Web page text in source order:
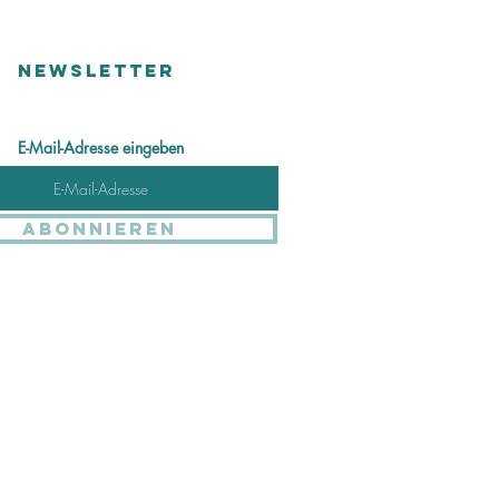
NEWSLETTER
E-Mail-Adresse eingeben
Abonnieren